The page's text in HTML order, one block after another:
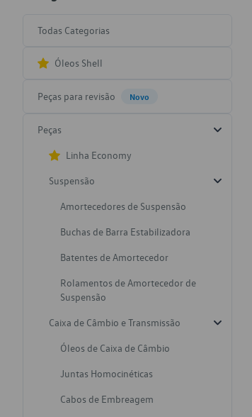
Todas Categorias
Óleos Shell
Peças para revisão Novo
Peças
Linha Economy
Suspensão
Amortecedores de Suspensão
Buchas de Barra Estabilizadora
Batentes de Amortecedor
Rolamentos de Amortecedor de
Suspensão
Caixa de Câmbio e Transmissão
Óleos de Caixa de Câmbio
Juntas Homocinéticas
Cabos de Embreagem